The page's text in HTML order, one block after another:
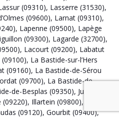
(09310), Lasserre (31530),
(09600), Larnat (09310),
, Lapenne (09500), Lapège
(09300), Lagarde (32700),
, Lacourt (09200), Labatut
, La Bastide-sur-l’Hers
(09160), La Bastide-de-Sérou
(09700), La Bastide-de-
de-Besplas (09350), Justiniac
(09220), Illartein (09800),
(09120), Gourbit (09400),